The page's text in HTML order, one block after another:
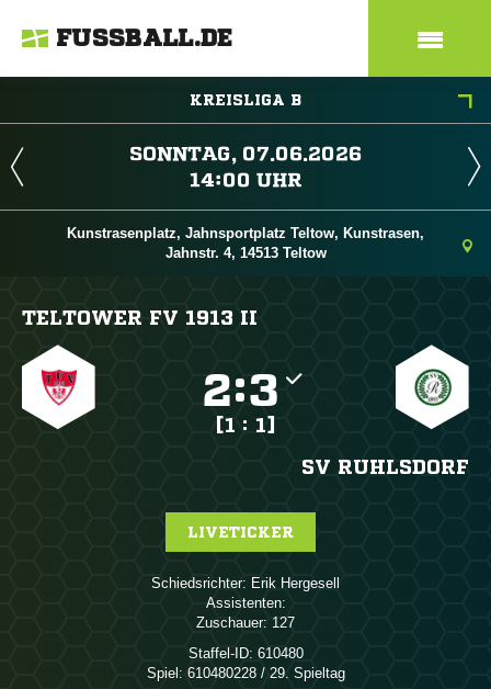
FUSSBALL.DE
KREISLIGA B
 
 
Kunstrasenplatz, Jahnsportplatz Teltow, Kunstrasen,
Jahnstr. 4, 14513 Teltow
TELTOWER FV 1913 II
:
[1 : 1]
SV RUHLSDORF
LIVETICKER
Schiedsrichter:  
Assistenten:
Zuschauer: 127
Staffel-ID: 610480
Spiel: 610480228 / 29. Spieltag